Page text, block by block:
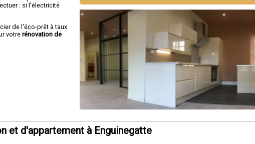
: si l'électricité
de l'éco-prêt à taux
votre rénovation de
et d'appartement à Enguinegatte